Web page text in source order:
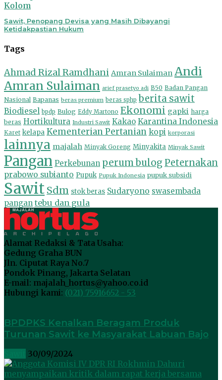
Kolom
Sawit, Penopang Devisa yang Masih Dibayangi
Ketidakpastian Hukum
Tags
Ahmad Rizal Ramdhani Amran Sulaiman Andi
Amran Sulaiman arief prasetyo adi B50 Badan Pangan
Nasional Bapanas beras premium beras sphp berita sawit
Biodiesel bpdp Bulog Eddy Martono Ekonomi gapki harga
beras Hortikultura Industri Sawit Kakao Karantina Indonesia
Karet kelapa Kementerian Pertanian kopi korporasi
lainnya majalah Minyak Goreng Minyakita Minyak Sawit
Pangan Perkebunan perum bulog Peternakan
prabowo subianto Pupuk Pupuk Indonesia pupuk subsidi
Sawit Sdm stok beras Sudaryono swasembada
pangan tebu dan gula
Alamat Redaksi & Tata Usaha:
Gedung Graha BUN
Jln. Ciputat Raya No.7
Pondok Pinang, Jakarta Selatan
E-mail: majalah_hortus@yahoo.co.id
Hubungi kami: (021) 75916652 - 53
BPDPKS Kenalkan Beragam Produk
Turunan Sawit ke Masyarakat Labuan Bajo
30/09/2024